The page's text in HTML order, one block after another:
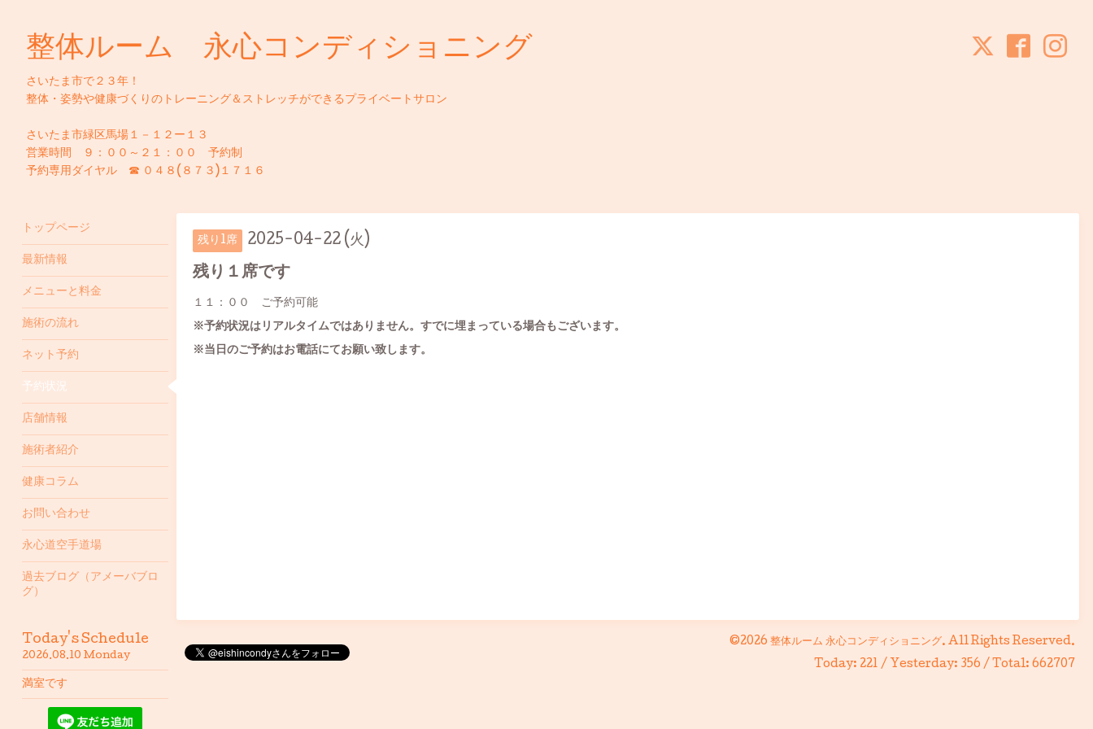
整体ルーム 永心コンディショニング
さいたま市で２３年！
整体・姿勢や健康づくりのトレーニング＆ストレッチができるプライベートサロン
さいたま市緑区馬場１－１２ー１３
営業時間 ９：００～２１：００ 予約制
予約専用ダイヤル ☎ ０４８(８７３)１７１６
残り1席 2025-04-22 (火)
残り１席です
１１：００ ご予約可能
※予約状況はリアルタイムではありません。すでに埋まっている場合もございます。
※当日のご予約はお電話にてお願い致します。
©2026 整体ルーム 永心コンディショニング. All Rights Reserved.
Today: 221 / Yesterday: 356 / Total: 662707
トップページ
最新情報
メニューと料金
施術の流れ
ネット予約
予約状況
店舗情報
施術者紹介
健康コラム
お問い合わせ
永心道空手道場
過去ブログ（アメーバブロ
グ）
Today's Schedule
2026.08.10 Monday
満室です